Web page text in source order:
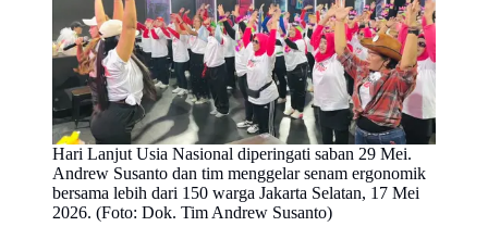
Hari Lanjut Usia Nasional diperingati saban 29 Mei.
Andrew Susanto dan tim menggelar senam ergonomik
bersama lebih dari 150 warga Jakarta Selatan, 17 Mei
2026. (Foto: Dok. Tim Andrew Susanto)